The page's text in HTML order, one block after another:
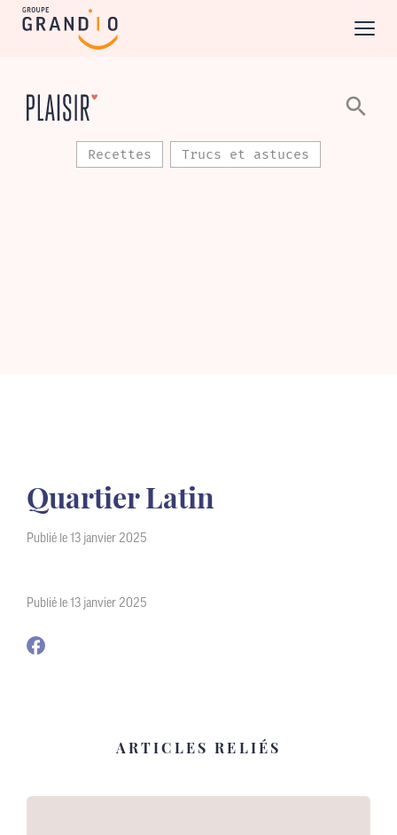
Recettes Trucs et astuces
Quartier Latin
Publié le 13 janvier 2025
Publié le 13 janvier 2025
ARTICLES RELIÉS